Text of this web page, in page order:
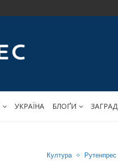
УКРАЇНА БЛОҐИ
Култура Рутенпрес